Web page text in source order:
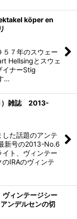
köper en
５７年のスウェー
Hellsingとスウェ
イナーStig
…
）雑誌 2013-
た話題のアンテ
新号の2013-No.6
ト、ヴィンテー
IRAのヴィンテ
ィンテージシー
デルセンの切